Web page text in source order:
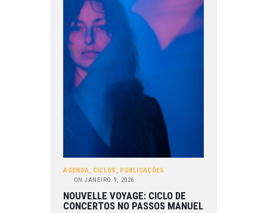
AGENDA, CICLOS , PUBLICAÇÕES
ON JANEIRO 9, 2026
NOUVELLE VOYAGE: CICLO DE
CONCERTOS NO PASSOS MANUEL